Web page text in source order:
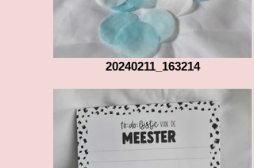
20240211_163214